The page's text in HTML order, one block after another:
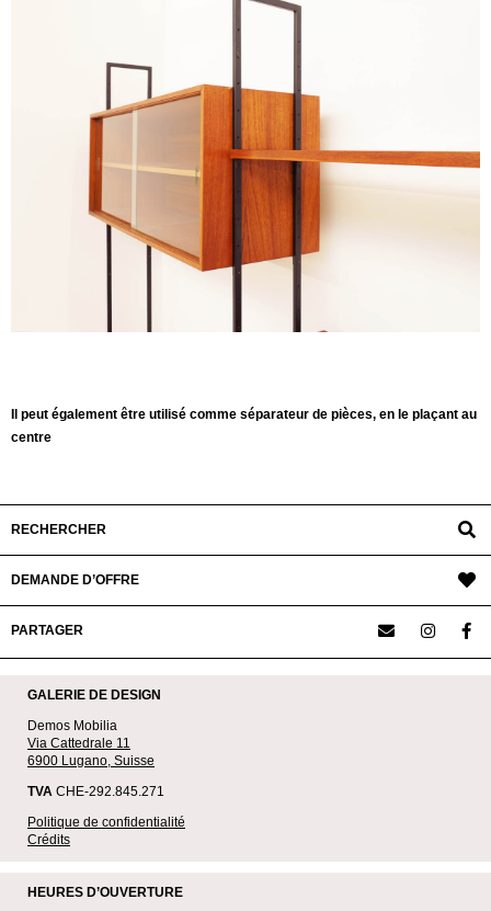
Il peut également être utilisé comme séparateur de pièces, en le plaçant au
centre
RECHERCHER
DEMANDE D’OFFRE
PARTAGER
GALERIE DE DESIGN
Demos Mobilia
Via Cattedrale 11
6900 Lugano, Suisse
TVA CHE-292.845.271
Politique de confidentialité
Crédits
HEURES D’OUVERTURE